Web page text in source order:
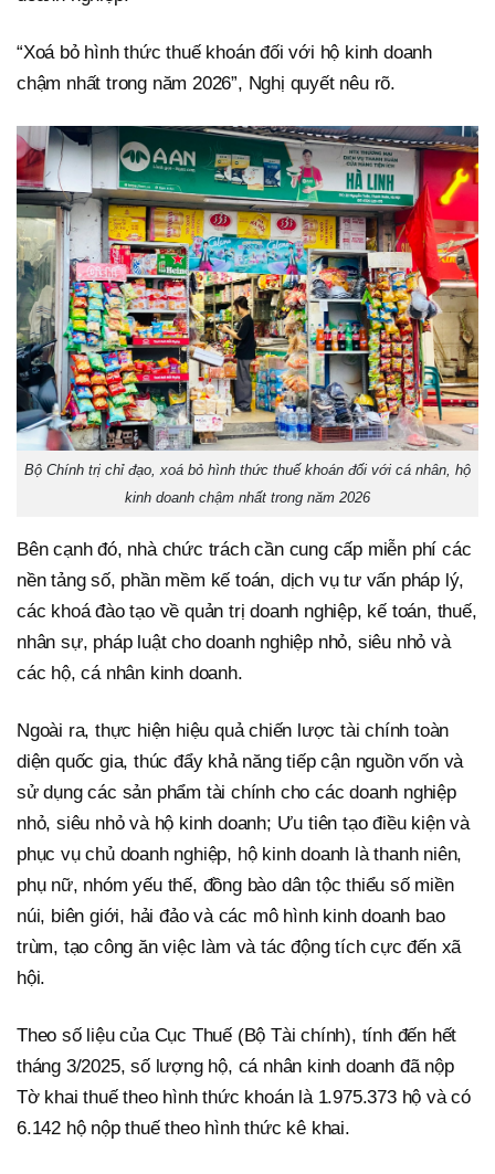
“Xoá bỏ hình thức thuế khoán đối với hộ kinh doanh
chậm nhất trong năm 2026”, Nghị quyết nêu rõ.
Bộ Chính trị chỉ đạo, xoá bỏ hình thức thuế khoán đối với cá nhân, hộ
kinh doanh chậm nhất trong năm 2026
Bên cạnh đó, nhà chức trách cần cung cấp miễn phí các
nền tảng số, phần mềm kế toán, dịch vụ tư vấn pháp lý,
các khoá đào tạo về quản trị doanh nghiệp, kế toán, thuế,
nhân sự, pháp luật cho doanh nghiệp nhỏ, siêu nhỏ và
các hộ, cá nhân kinh doanh.
Ngoài ra, thực hiện hiệu quả chiến lược tài chính toàn
diện quốc gia, thúc đẩy khả năng tiếp cận nguồn vốn và
sử dụng các sản phẩm tài chính cho các doanh nghiệp
nhỏ, siêu nhỏ và hộ kinh doanh; Ưu tiên tạo điều kiện và
phục vụ chủ doanh nghiệp, hộ kinh doanh là thanh niên,
phụ nữ, nhóm yếu thế, đồng bào dân tộc thiểu số miền
núi, biên giới, hải đảo và các mô hình kinh doanh bao
trùm, tạo công ăn việc làm và tác động tích cực đến xã
hội.
Theo số liệu của Cục Thuế (Bộ Tài chính), tính đến hết
tháng 3/2025, số lượng hộ, cá nhân kinh doanh đã nộp
Tờ khai thuế theo hình thức khoán là 1.975.373 hộ và có
6.142 hộ nộp thuế theo hình thức kê khai.